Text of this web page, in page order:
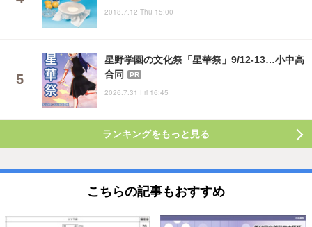
2018.7.12 Thu 15:00
星野学園の文化祭「星華祭」9/12-13…小中高
合同
PR
2026.7.31 Fri 16:45
ランキングをもっと見る
こちらの記事もおすすめ